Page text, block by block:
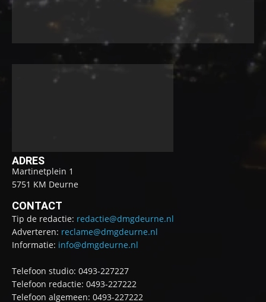
ADRES
Martinetplein 1
5751 KM Deurne
CONTACT
Tip de redactie: redactie@dmgdeurne.nl
Adverteren: reclame@dmgdeurne.nl
Informatie: info@dmgdeurne.nl
Telefoon studio: 0493-227227
Telefoon redactie: 0493-227222
Telefoon algemeen: 0493-227222